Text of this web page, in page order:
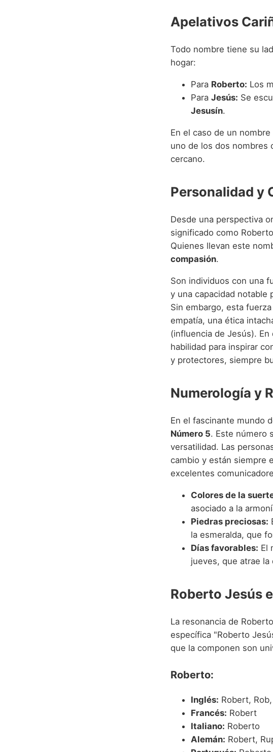
Apelativos
Todo nombre tiene su
hogar:
Para Roberto: Los
Para Jesús: Se
Jesusín.
En el caso de un
uno de los dos nombres
cercano.
Personalidad y
Desde una perspectiva
significado como
Quienes llevan este
compasión.
Son individuos con una
y una capacidad notable
Sin embargo, esta
empatía, una ética
(influencia de Jesús).
habilidad para inspirar
y protectores, siempre
Numerología y
En el fascinante mundo
Número 5. Este número
versatilidad. Las
cambio y están siempre
excelentes
Colores de la
asociado a la
Piedras preciosas:
la esmeralda, que
Días favorables: El
jueves, que atrae
Roberto Jesús
La resonancia de
específica "Roberto
que la componen son
Roberto:
Inglés: Robert,
Francés: Robert
Italiano: Roberto
Alemán: Robert,